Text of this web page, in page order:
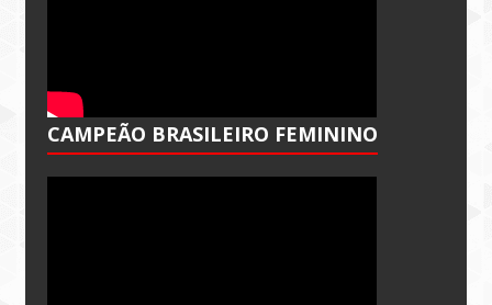
CAMPEÃO BRASILEIRO FEMININO